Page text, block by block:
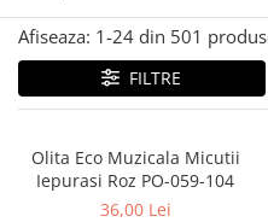
Olite antiderapante simple
Olite simple
Olite tip scaunel simple
Reductoare antiderapante
Afiseaza: 1-24 din 501
FILTRE
Olita Eco Muzicala Micutii
Iepurasi Roz PO-059-104
36,00 Lei